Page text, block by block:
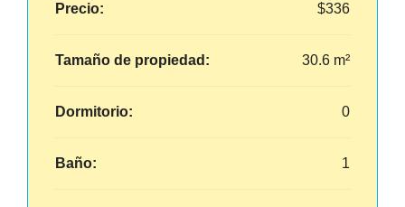
Precio: $336
Tamaño de propiedad: 30.6 m²
Dormitorio: 0
Baño: 1